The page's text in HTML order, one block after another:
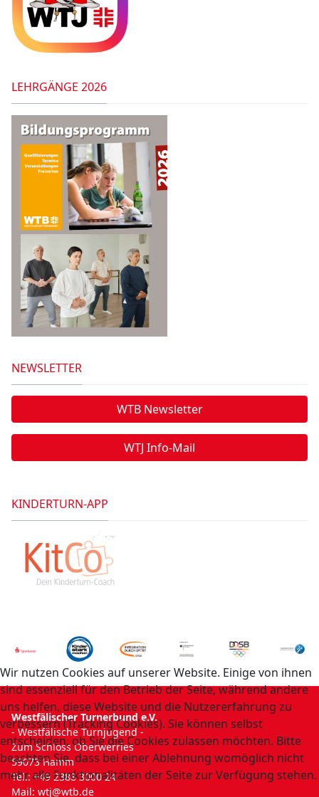
LEHRGÄNGE 2026
NEWSLETTER
WTB Newsletter
WTJ Info-Mail
KINDERTURN-APP
Westfälischer Turnerbund e.V.
- Westfälische Turnjugend -
Zum Schloss Oberwerries
59073 Hamm
Tel.: +49 2388 3000 24
Mail: wtj@wtb.de
Wir nutzen Cookies auf unserer Website. Einige von ihnen
sind essenziell für den Betrieb der Seite, während andere
uns helfen, diese Website und die Nutzererfahrung zu
verbessern (Tracking Cookies). Sie können selbst
entscheiden, ob Sie die Cookies zulassen möchten. Bitte
beachten Sie, dass bei einer Ablehnung womöglich nicht
mehr alle Funktionalitäten der Seite zur Verfügung stehen.